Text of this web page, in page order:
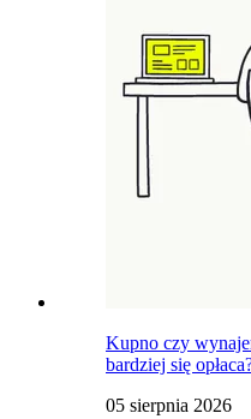
Kupno czy
bardziej się
05 sierpnia 2026